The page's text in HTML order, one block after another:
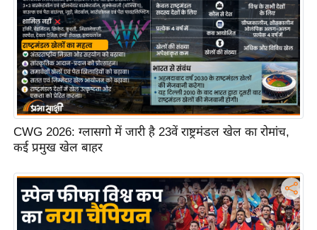
सा
म
यि
क
मा
तृ
भू
मि
भ
ए
म
CWG 2026: ग्लासगो में जारी है 23वें राष्ट्रमंडल खेल का रोमांच,
कई प्रमुख खेल बाहर